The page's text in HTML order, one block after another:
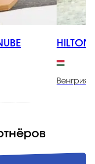
HILTON
Венгрия